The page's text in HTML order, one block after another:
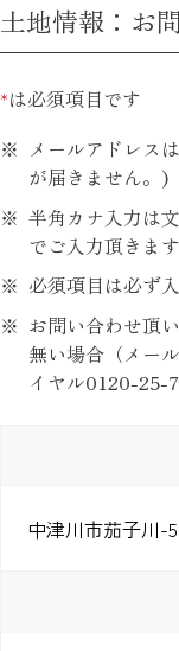
土地情報：お
*は必須項目です
メールアドレス
が届きません。)
半角カナ入力は
でご入力頂きま
必須項目は必ず
お問い合わせ頂
無い場合（メー
イヤル0120-25-